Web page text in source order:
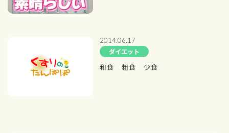
2014.06.17
ダイエット
和食 粗食 少食